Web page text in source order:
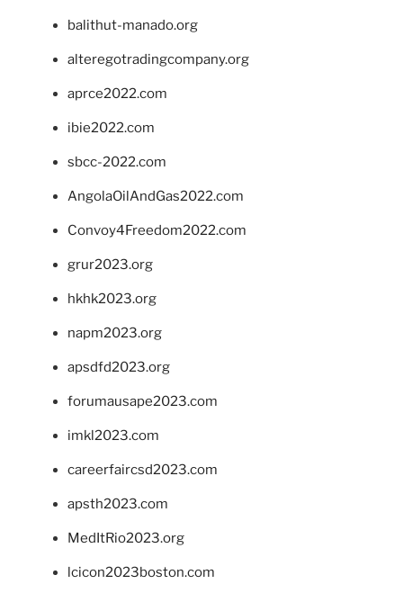
balithut-manado.org
alteregotradingcompany.org
aprce2022.com
ibie2022.com
sbcc-2022.com
AngolaOilAndGas2022.com
Convoy4Freedom2022.com
grur2023.org
hkhk2023.org
napm2023.org
apsdfd2023.org
forumausape2023.com
imkl2023.com
careerfaircsd2023.com
apsth2023.com
MedItRio2023.org
lcicon2023boston.com